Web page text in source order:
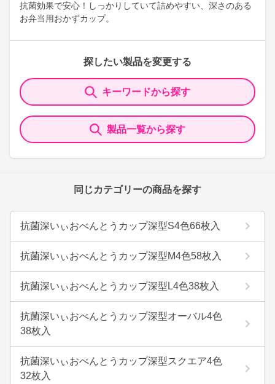
抗菌効果で安心！しっかりしていて詰めやすい、深さのある
お弁当用おかずカップ。
探したい製品を変更する
キーワードから探す
製品一覧から探す
同じカテゴリーの商品を探す
抗菌深いぃおべんとうカップ深型S4色66枚入
抗菌深いぃおべんとうカップ深型M4色58枚入
抗菌深いぃおべんとうカップ深型L4色38枚入
抗菌深いぃおべんとうカップ深型オーバル4色
38枚入
抗菌深いぃおべんとうカップ深型スクエア4色
32枚入